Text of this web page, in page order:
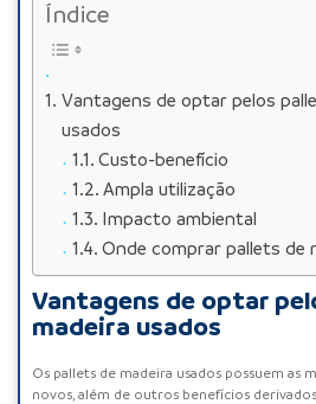
Índice
Vantagens de optar pelos
usados
Custo-benefício
Ampla utilização
Impacto ambiental
Onde comprar pallets de
Vantagens de optar
madeira usados
Os pallets de madeira usados possuem as
novos, além de outros benefícios